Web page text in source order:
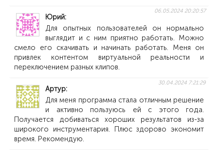
Юрий
06.05.2024 20:20:57
Для опытных пользователей он нормально
выглядит и с ним приятно работать. Можно
смело его скачивать и начинать работать. Меня он
привлек контентом виртуальной реальности и
переключением разных клипов.
Артур
30.04.2024 7:21:29
Для меня программа стала отличным решение
и активно пользуюсь ей с этого года.
Получается добиваться хороших результатов из-за
широкого инструментария. Плюс здорово экономит
время. Рекомендую.